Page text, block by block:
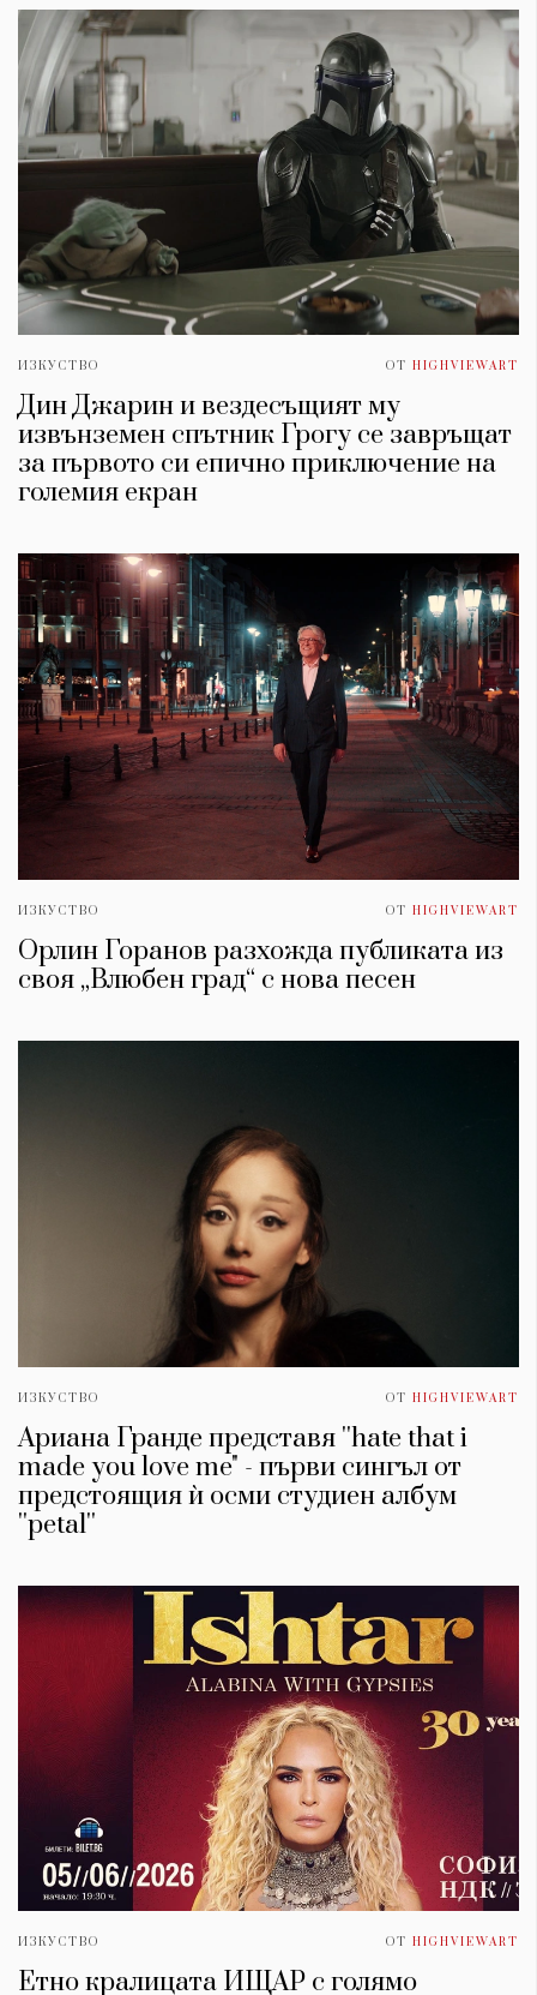
ИЗКУСТВО ОТ HIGHVIEWART
Дин Джарин и вездесъщият му
извънземен спътник Грогу се завръщат
за първото си епично приключение на
големия екран
ИЗКУСТВО ОТ HIGHVIEWART
Орлин Горанов разхожда публиката из
своя „Влюбен град“ с нова песен
ИЗКУСТВО ОТ HIGHVIEWART
Ариана Гранде представя ''hate that i
made you love me" - първи сингъл от
предстоящия ѝ осми студиен албум
''petal''
ИЗКУСТВО ОТ HIGHVIEWART
Етно кралицата ИЩАР с голямо